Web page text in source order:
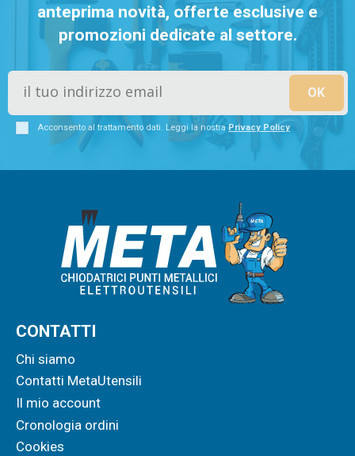
anteprima novità, offerte esclusive e
promozioni dedicate al settore.
Acconsento al trattamento dati. Leggi la nostraPrivacy Policy
CONTATTI
Chi siamo
Contatti MetaUtensili
Il mio account
Cronologia ordini
Cookies